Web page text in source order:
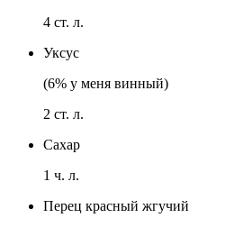
4 ст. л.
Уксус
(6% у меня винный)
2 ст. л.
Сахар
1 ч. л.
Перец красный жгучий